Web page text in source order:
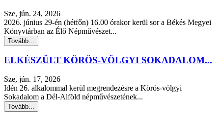
Sze, jún. 24, 2026
2026. június 29-én (hétfőn) 16.00 órakor kerül sor a Békés Megyei
Könyvtárban az Élő Népművészet...
Tovább...
ELKÉSZÜLT KÖRÖS-VÖLGYI SOKADALOM...
Sze, jún. 17, 2026
Idén 26. alkalommal kerül megrendezésre a Körös-völgyi
Sokadalom a Dél-Alföld népművészetének...
Tovább...